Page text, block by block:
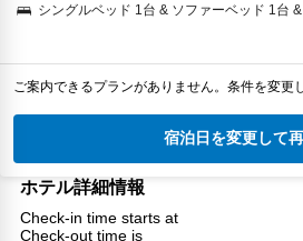
シングルベッド 1台 & ソファーベッド 1台
ご案内できるプランがありません。条件を変更
宿泊日を変更して
ホテル詳細情報
Check-in time starts at
Check-out time is